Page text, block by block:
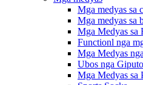
Mga medyas sa
Mga medyas sa
Mga Medyas sa
Functionl nga
Mga Medyas
Ubos nga
Mga Medyas sa